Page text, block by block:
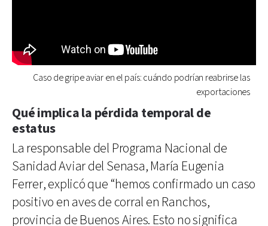
Caso de gripe aviar en el país: cuándo podrían reabrirse las
exportaciones
Qué implica la pérdida temporal de
estatus
La responsable del Programa Nacional de
Sanidad Aviar del Senasa, María Eugenia
Ferrer, explicó que “hemos confirmado un caso
positivo en aves de corral en Ranchos,
provincia de Buenos Aires. Esto no significa